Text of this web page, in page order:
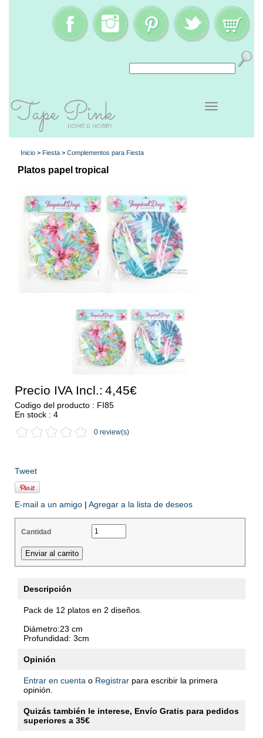
Inicio > Fiesta > Complementos para Fiesta
Platos papel tropical
Precio IVA Incl.: 4,45€
Codigo del producto : FI85
En stock : 4
0 review(s)
Tweet
E-mail a un amigo | Agregar a la lista de deseos
Cantidad
Descripción
Pack de 12 platos en 2 diseños.
Diámetro:23 cm
Profundidad: 3cm
Opinión
Entrar en cuenta o Registrar para escribir la primera
opinión.
Quizás también le interese, Envío Gratis para pedidos
superiores a 35€